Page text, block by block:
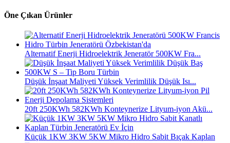
Öne Çıkan Ürünler
Alternatif Enerji Hidroelektrik Jeneratör 500KW Fra...
Düşük İnşaat Maliyeti Yüksek Verimlilik Düşük Isı...
20ft 250KWh 582KWh Konteynerize Lityum-iyon Akü...
Küçük 1KW 3KW 5KW Mikro Hidro Sabit Bıçak Kaplan